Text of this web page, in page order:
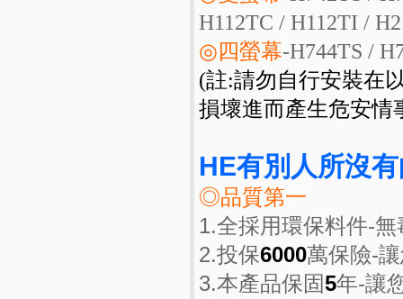
H112TC / H112TI /
◎四螢幕-H744TS /
(註:請勿自行安裝在
損壞進而產生危安情
HE有別人所沒
◎品質第一
1.全採用環保料件-
2.投保6000萬保險-
3.本產品保固5年-讓